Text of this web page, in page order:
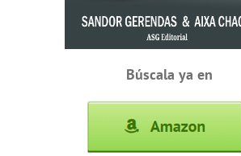
Búscala ya en